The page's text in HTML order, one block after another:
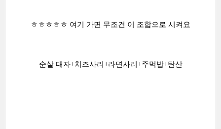
ㅎㅎㅎㅎㅎ 여기 가면 무조건 이 조합으로 시켜요
순살 대자+치즈사리+라면사리+주먹밥+탄산